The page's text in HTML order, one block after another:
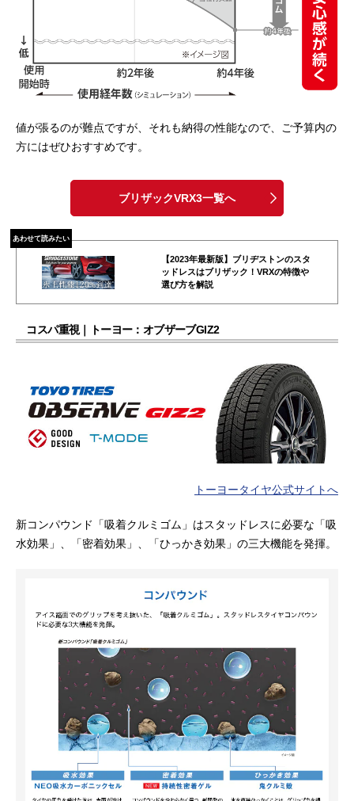
値が張るのが難点ですが、それも納得の性能なので、ご予算内の
方にはぜひおすすめです。
ブリザックVRX3一覧へ
あわせて読みたい
【2023年最新版】ブリヂストンのスタ
ッドレスはブリザック！VRXの特徴や
選び方を解説
コスパ重視｜トーヨー：オブザーブGIZ2
トーヨータイヤ公式サイトへ
新コンパウンド「吸着クルミゴム」はスタッドレスに必要な「吸
水効果」、「密着効果」、「ひっかき効果」の三大機能を発揮。